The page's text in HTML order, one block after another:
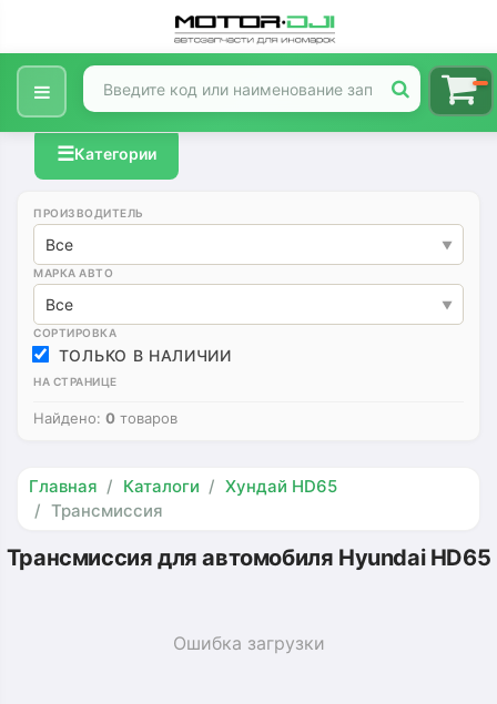
☰Категории
ПРОИЗВОДИТЕЛЬ
Все
МАРКА АВТО
Все
СОРТИРОВКА
ТОЛЬКО В НАЛИЧИИ
НА СТРАНИЦЕ
Найдено: 0 товаров
Главная Каталоги
Хундай HD65
Трансмиссия
Трансмиссия для автомобиля Hyundai HD65
Ошибка загрузки